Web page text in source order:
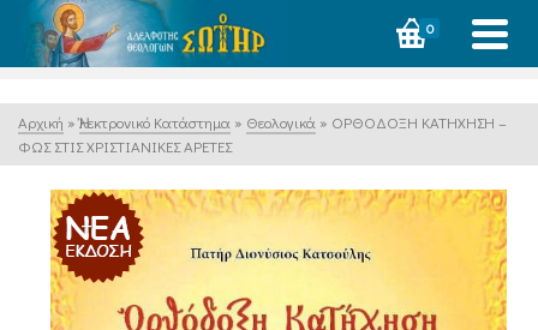
0
Αρχική » Ἠλεκτρονικό Κατάστημα » Θεολογικά » ΟΡΘΟΔΟΞΗ ΚΑΤΗΧΗΣΗ –
ΦΩΣ ΣΤΙΣ ΧΡΙΣΤΙΑΝΙΚΕΣ ΑΡΕΤΕΣ